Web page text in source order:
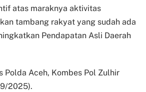
atas maraknya aktivitas
tambang rakyat yang sudah ada
Pendapatan Asli Daerah
Polda Aceh, Kombes Pol Zulhir
2025).